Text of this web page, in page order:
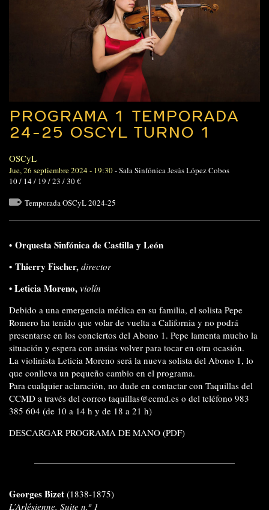
PROGRAMA 1 TEMPORADA
24-25 OSCYL TURNO 1
OSCyL
Jue, 26 septiembre 2024 - 19:30-Sala Sinfónica Jesús López Cobos
10 / 14 / 19 / 23 / 30 €
Temporada OSCyL 2024-25
• Orquesta Sinfónica de Castilla y León
• Thierry Fischer, director
•Leticia Moreno, violín
Debido a una emergencia médica en su familia, el solista Pepe
Romero ha tenido que volar de vuelta a California y no podrá
presentarse en los conciertos del Abono 1. Pepe lamenta mucho la
situación y espera con ansias volver para tocar en otra ocasión.
La violinista Leticia Moreno será la nueva solista del Abono 1, lo
que conlleva un pequeño cambio en el programa.
Para cualquier aclaración, no dude en contactar con Taquillas del
CCMD a través del correo taquillas@ccmd.es o del teléfono 983
385 604 (de 10 a 14 h y de 18 a 21 h)
DESCARGAR PROGRAMA DE MANO (PDF)
Georges Bizet (1838-1875)
L’Arlésienne. Suite n.º 1